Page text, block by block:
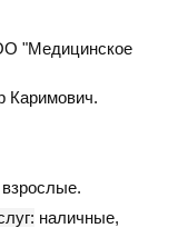
"Медицинское
Каримович.
наличные,